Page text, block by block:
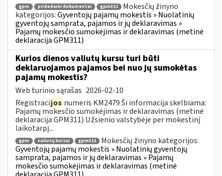
gpm pridedami dokumentai gpm311
Mokesčių žinyno
kategorijos:Gyventojų pajamų mokestis » Nuolatinių
gyventojų samprata, pajamos ir jų deklaravimas »
Pajamų mokesčio sumokėjimas ir deklaravimas (metinė
deklaracija GPM311)
Kurios dienos valiutų kursu turi būti
deklaruojamos pajamos bei nuo jų sumokėtas
pajamų mokestis?
Web turinio sąrašas 2026-02-10
Registracijos numeris KM2479 Ši informacija skelbiama:
Pajamų mokesčio sumokėjimas ir deklaravimas (metinė
deklaracija GPM311) Užsienio valstybėje per mokestinį
laikotarpį...
gpm valiutų kursai gpm311
Mokesčių žinyno kategorijos:
Gyventojų pajamų mokestis » Nuolatinių gyventojų
samprata, pajamos ir jų deklaravimas » Pajamų
mokesčio sumokėjimas ir deklaravimas (metinė